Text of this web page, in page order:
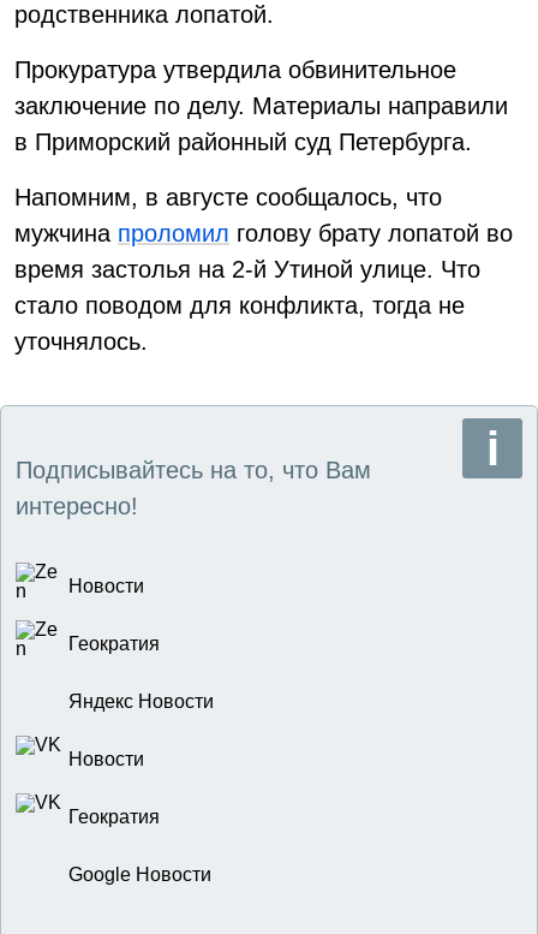
родственника лопатой.
Прокуратура утвердила обвинительное
заключение по делу. Материалы направили
в Приморский районный суд Петербурга.
Напомним, в августе сообщалось, что
мужчина проломил голову брату лопатой во
время застолья на 2-й Утиной улице. Что
стало поводом для конфликта, тогда не
уточнялось.
Подписывайтесь на то, что Вам
интересно!
Новости
Геократия
Яндекс Новости
Новости
Геократия
Google Новости